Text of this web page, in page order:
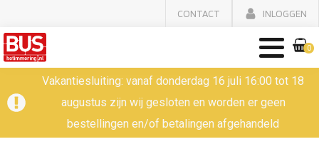
CONTACT INLOGGEN
0
Vakantiesluiting: vanaf donderdag 16 juli 16:00 tot 18
augustus zijn wij gesloten en worden er geen
bestellingen en/of betalingen afgehandeld